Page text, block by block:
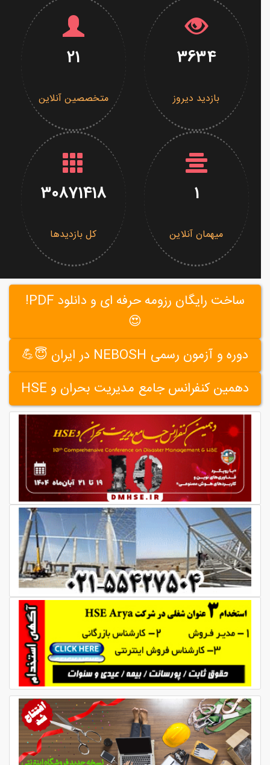
3634
بازدید دیروز
21
متخصصین آنلاین
میهمان آنلاین
30871418
کل بازدیدها
ساخت رایگان رزومه حرفه ای و دانلود PDF!
😍
دوره و آزمون رسمی NEBOSH در ایران 😇💪
دهمین کنفرانس جامع مدیریت بحران و HSE